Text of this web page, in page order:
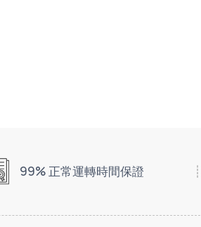
99% 正常運轉時間保證